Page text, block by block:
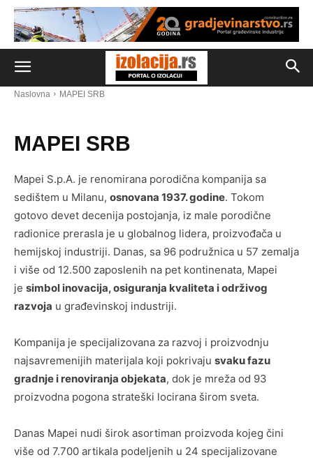
Naslovna MAPEI SRB
MAPEI SRB
Mapei S.p.A. je renomirana porodična kompanija sa
sedištem u Milanu, osnovana 1937. godine. Tokom
gotovo devet decenija postojanja, iz male porodične
radionice prerasla je u globalnog lidera, proizvođača u
hemijskoj industriji. Danas, sa 96 podružnica u 57 zemalja
i više od 12.500 zaposlenih na pet kontinenata, Mapei
je simbol inovacija, osiguranja kvaliteta i održivog
razvoja u građevinskoj industriji.
Kompanija je specijalizovana za razvoj i proizvodnju
najsavremenijih materijala koji pokrivaju svaku fazu
gradnje i renoviranja objekata, dok je mreža od 93
proizvodna pogona strateški locirana širom sveta.
Danas Mapei nudi širok asortiman proizvoda kojeg čini
više od 7.700 artikala podeljenih u 24 specijalizovane